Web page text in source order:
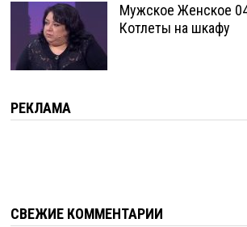
Мужское Женское
Котлеты на шкафу
РЕКЛАМА
СВЕЖИЕ КОММЕНТАРИИ